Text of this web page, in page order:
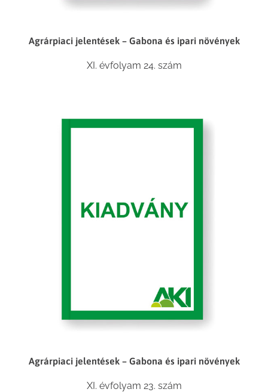
Agrárpiaci jelentések – Gabona és ipari növények
XI. évfolyam 24. szám
Agrárpiaci jelentések – Gabona és ipari növények
XI. évfolyam 23. szám